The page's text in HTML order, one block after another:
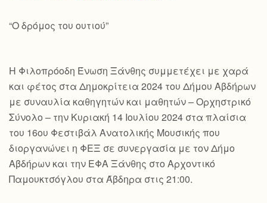
“Ο δρόμος του ουτιού”
Η Φιλοπρόοδη Ένωση Ξάνθης συμμετέχει με χαρά
και φέτος στα Δημοκρίτεια 2024 του Δήμου Αβδήρων
με συναυλία καθηγητών και μαθητών – Ορχηστρικό
Σύνολο – την Κυριακή 14 Ιουλίου 2024 στα πλαίσια
του 16ου Φεστιβάλ Ανατολικής Μουσικής που
διοργανώνει η ΦΕΞ σε συνεργασία με τον Δήμο
Αβδήρων και την ΕΦΑ Ξάνθης στο Αρχοντικό
Παμουκτσόγλου στα Άβδηρα στις 21:00.